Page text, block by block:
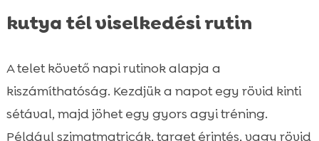
kutya tél viselkedési rutin
A telet követő napi rutinok alapja a
kiszámíthatóság. Kezdjük a napot egy rövid kinti
sétával, majd jöhet egy gyors agyi tréning.
Például szimatmatricák, target érintés, vagy rövid